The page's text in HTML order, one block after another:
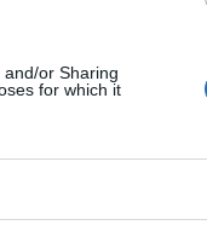
or Sharing
for which it